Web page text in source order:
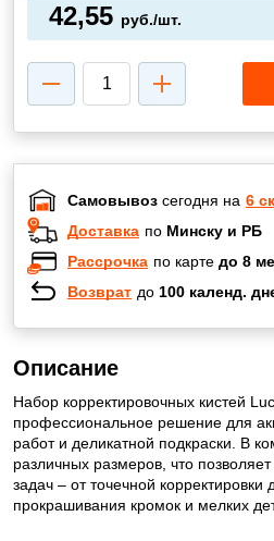
42,55 руб./шт.
Самовывоз сегодня на 6
Доставка по Минску и РБ
Рассрочка по карте до 8
Возврат до 100 календ.
Описание
Набор корректировочных кистей
профессиональное решение для
работ и деликатной подкраски. В
различных размеров, что
задач – от точечной корректировки
прокрашивания кромок и мелких